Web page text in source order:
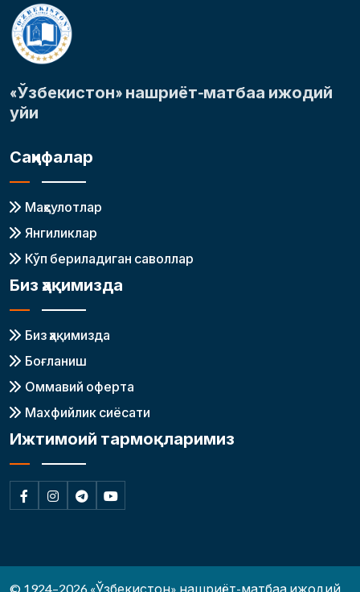
«Ўзбекистон» нашриёт-матбаа ижодий
уйи
Саҳифалар
Маҳсулотлар
Янгиликлар
Кўп бериладиган саволлар
Биз ҳақимизда
Биз ҳақимизда
Боғланиш
Оммавий оферта
Махфийлик сиёсати
Ижтимоий тармоқларимиз
© 1924–2026 «Ўзбекистон» нашриёт-матбаа ижодий